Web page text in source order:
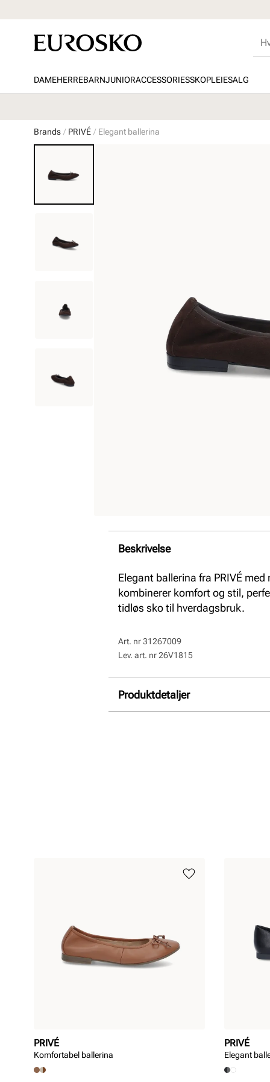
DAMEHERREBARNJUNIORACCESSORIESSKOPLEIESALG
Brands PRIVÉ Elegant ballerina
Beskrivelse
Elegant ballerina fra PRIVÉ
kombinerer komfort og stil,
tidløs sko til hverdagsbruk.
Art. nr31267009
Lev. art. nr26V1815
Produktdetaljer
PRIVÉ
Komfortabel ballerina
PRIVÉ
Elegant